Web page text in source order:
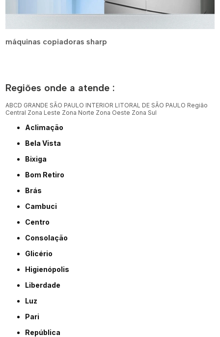
máquinas copiadoras sharp
Regiões onde a atende :
ABCD GRANDE SÃO PAULO INTERIOR LITORAL DE SÃO PAULO Região
Central Zona Leste Zona Norte Zona Oeste Zona Sul
Aclimação
Bela Vista
Bixiga
Bom Retiro
Brás
Cambuci
Centro
Consolação
Glicério
Higienópolis
Liberdade
Luz
Pari
República